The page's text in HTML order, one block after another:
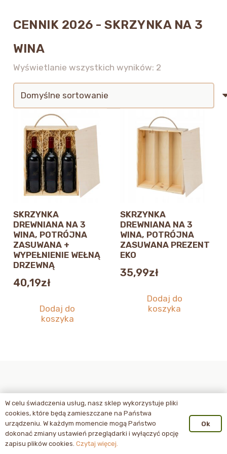
CENNIK 2026 - SKRZYNKA NA 3
WINA
Wyświetlanie wszystkich wyników: 2
SKRZYNKA
DREWNIANA NA 3
WINA, POTRÓJNA
ZASUWANA +
WYPEŁNIENIE WEŁNĄ
DRZEWNĄ
40,19zł
Dodaj do
koszyka
SKRZYNKA
DREWNIANA NA 3
WINA, POTRÓJNA
ZASUWANA PREZENT
EKO
35,99zł
Dodaj do
koszyka
W celu świadczenia usług, nasz sklep wykorzystuje pliki
cookies, które będą zamieszczane na Państwa
urządzeniu. W każdym momencie mogą Państwo
dokonać zmiany ustawień przeglądarki i wyłączyć opcję
zapisu plików cookies. Czytaj więcej.
Ok